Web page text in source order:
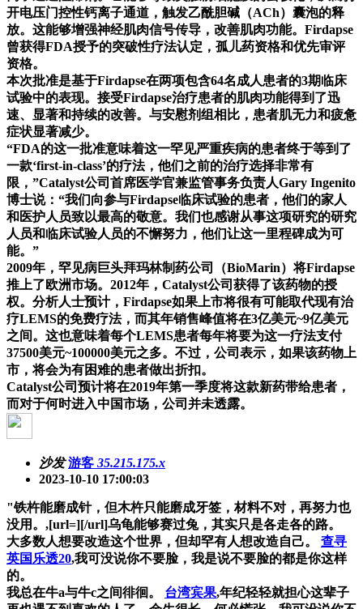
开电压门控性钙离子通道，触发乙酰胆碱（ACh）囊泡的释
放。这能够增强神经肌肉信号传导，改善肌肉功能。Firdapse
曾获得FDA授予的突破性疗法认定，孤儿药资格和优先审评
资格。
本次批准是基于Firdapse在两项包含64名成人患者的3期临床
试验中的表现。接受Firdapse治疗患者的肌肉功能得到了迅
速、显著和持续的改善。与安慰剂组相比，患者肌无力和疲惫
症状显著减少。
“FDA的这一批准意味着这一罕见严重疾病的患者终于等到了
一款‘first-in-class’的疗法，他们之前的治疗选择非常有
限，”Catalyst公司首席医学官兼监管事务负责人Gary Ingenito
博士说：“我们向参与Firdapse临床试验的患者，他们的家人
和医护人员致以最高的敬意。我们也感谢从事这项研究的研究
人员和临床试验人员的不懈努力，他们让这一里程碑成为可
能。”
2009年，罕见病巨头拜玛林制药公司（BioMarin）将Firdapse
推上了欧洲市场。2012年，Catalyst公司获得了该药物的授
权。分析人士预计，Firdapse如果上市将很有可能取代现有治
疗LEMS的免费疗法，而其年销售峰值将在3亿美元~9亿美元
之间。这也意味着每个LEMS患者每年将要为这一疗法支付
37500美元~100000美元之多。不过，公司表示，如果该药物上
市，将会为有困难的患者做出折扣。
Catalyst公司预计将在2019年第一季度将这款新药带给患者，
而对于何时进入中国市场，公司并未透露。
沙发 游客 35.215.175.x
2023-10-10 17:00:03
"铁杵能磨成针，但木杵只能磨成牙签，材料不对，再努力也
没用。,[url=][/url]乌龟能够赛过兔，其实只是各走各的路。
大多数人想要改造这个世界，但却罕有人想改造自己。 查寻
英国乐透20,我可没说你不要脸，我是说不要脸的都是你这样
的。
我总在牛a与牛c之间徘徊。 台湾宾果,年纪轻轻就担心这辈子